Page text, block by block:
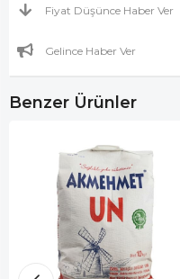
Fiyat Düşünce Haber Ver
Gelince Haber Ver
Benzer Ürünler